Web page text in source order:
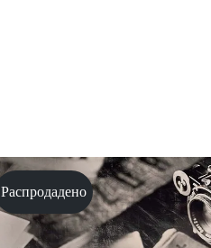
Распродадено